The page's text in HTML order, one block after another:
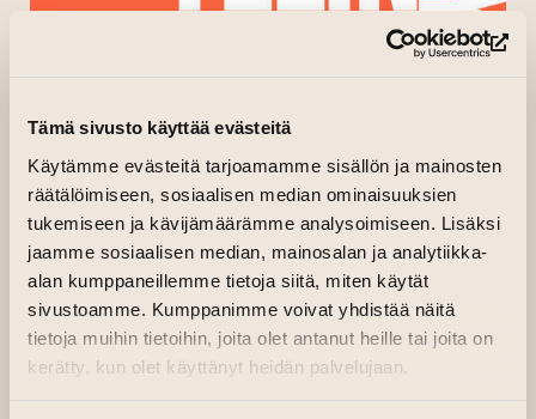
Tämä sivusto käyttää evästeitä
Käytämme evästeitä tarjoamamme sisällön ja mainosten
räätälöimiseen, sosiaalisen median ominaisuuksien
tukemiseen ja kävijämäärämme analysoimiseen. Lisäksi
jaamme sosiaalisen median, mainosalan ja analytiikka-
alan kumppaneillemme tietoja siitä, miten käytät
sivustoamme. Kumppanimme voivat yhdistää näitä
tietoja muihin tietoihin, joita olet antanut heille tai joita on
kerätty, kun olet käyttänyt heidän palvelujaan.